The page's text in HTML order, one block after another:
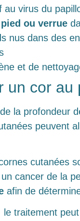
au virus du
ou verrue
nus dans des
et de
un cor au
la profondeur
peuvent
cutanées
cancer de la
afin de
traitement